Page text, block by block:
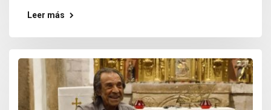
Leer más